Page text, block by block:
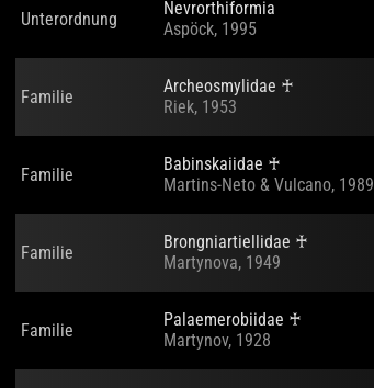
Unterordnung
Nevrorthiformia
Aspöck, 1995
Familie
Archeosmylidae ♰
Riek, 1953
Familie
Babinskaiidae ♰
Martins-Neto & Vulcano, 1989
Familie
Brongniartiellidae ♰
Martynova, 1949
Familie
Palaemerobiidae ♰
Martynov, 1928